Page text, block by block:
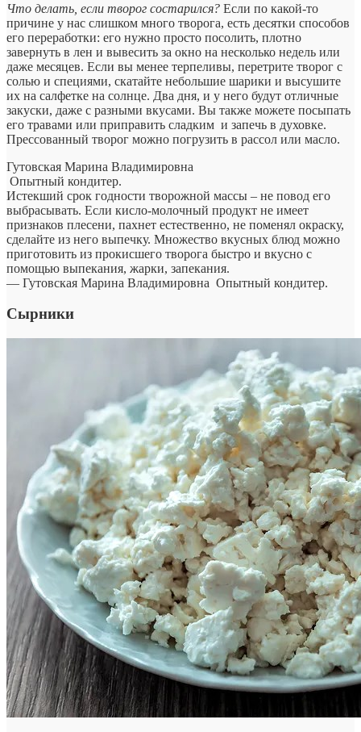
Что делать, если творог состарился? Если по какой-то
причине у нас слишком много творога, есть десятки способов
его переработки: его нужно просто посолить, плотно
завернуть в лен и вывесить за окно на несколько недель или
даже месяцев. Если вы менее терпеливы, перетрите творог с
солью и специями, скатайте небольшие шарики и высушите
их на салфетке на солнце. Два дня, и у него будут отличные
закуски, даже с разными вкусами. Вы также можете посыпать
его травами или приправить сладким и запечь в духовке.
Прессованный творог можно погрузить в рассол или масло.
Гутовская Марина Владимировна
Опытный кондитер.
Истекший срок годности творожной массы – не повод его
выбрасывать. Если кисло-молочный продукт не имеет
признаков плесени, пахнет естественно, не поменял окраску,
сделайте из него выпечку. Множество вкусных блюд можно
приготовить из прокисшего творога быстро и вкусно с
помощью выпекания, жарки, запекания.
— Гутовская Марина Владимировна Опытный кондитер.
Сырники